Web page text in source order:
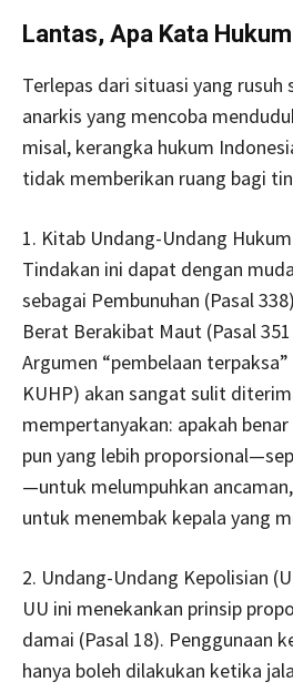
Lantas, Apa Kata
Terlepas dari situasi yang
anarkis yang mencoba
misal, kerangka hukum
tidak memberikan ruang bagi
1. Kitab Undang-Undang
Tindakan ini dapat dengan
sebagai Pembunuhan (Pasal
Berat Berakibat Maut (Pasal
Argumen “pembelaan
KUHP) akan sangat sulit
mempertanyakan: apakah
pun yang lebih
—untuk melumpuhkan
untuk menembak kepala yang
2. Undang-Undang Kepolisian
UU ini menekankan prinsip
damai (Pasal 18). Penggunaan
hanya boleh dilakukan ketika